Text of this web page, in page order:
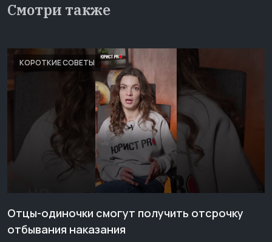
Смотри также
КОРОТКИЕ СОВЕТЫ
Отцы-одиночки смогут получить отсрочку
отбывания наказания